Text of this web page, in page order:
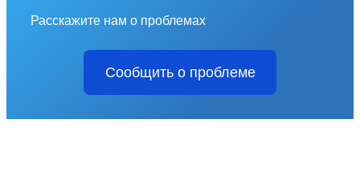
Расскажите нам о проблемах
Сообщить о проблеме